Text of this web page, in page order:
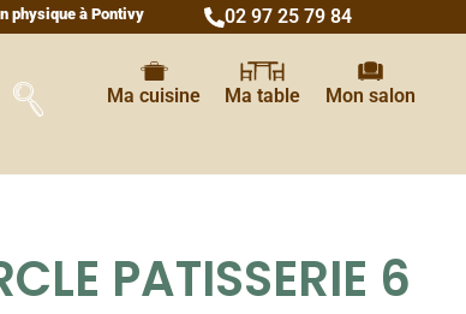
physique à Pontivy 02 97 25 79 84
Ma cuisine Ma table
Mon salon
PATISSERIE 6